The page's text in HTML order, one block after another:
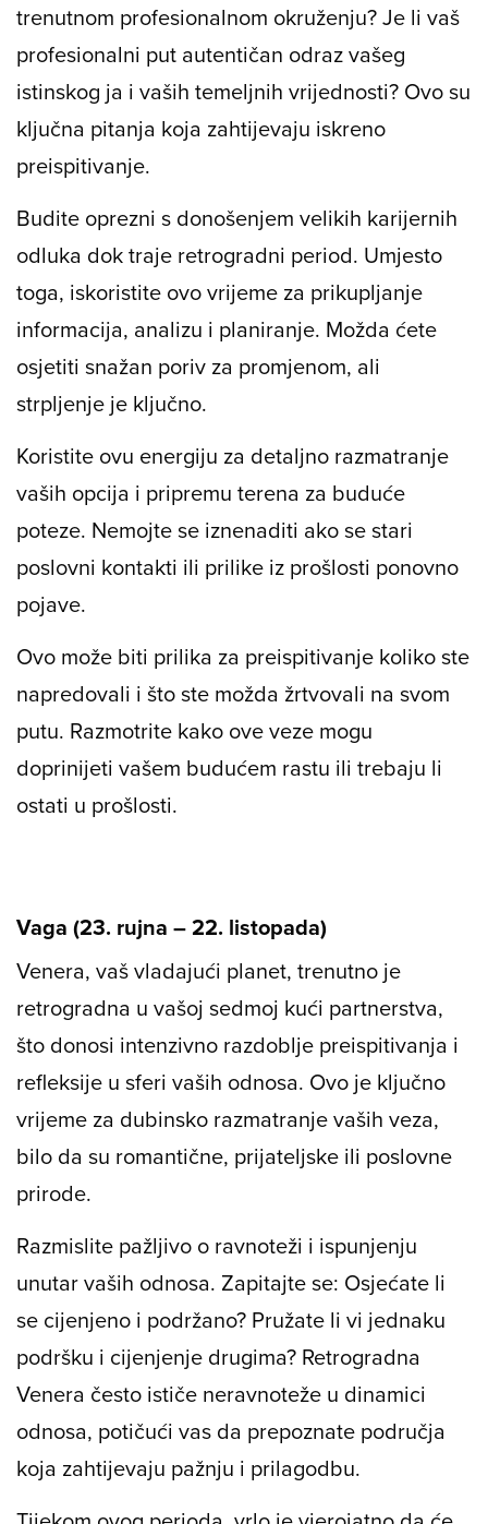
trenutnom profesionalnom okruženju? Je li vaš
profesionalni put autentičan odraz vašeg
istinskog ja i vaših temeljnih vrijednosti? Ovo su
ključna pitanja koja zahtijevaju iskreno
preispitivanje.
Budite oprezni s donošenjem velikih karijernih
odluka dok traje retrogradni period. Umjesto
toga, iskoristite ovo vrijeme za prikupljanje
informacija, analizu i planiranje. Možda ćete
osjetiti snažan poriv za promjenom, ali
strpljenje je ključno.
Koristite ovu energiju za detaljno razmatranje
vaših opcija i pripremu terena za buduće
poteze. Nemojte se iznenaditi ako se stari
poslovni kontakti ili prilike iz prošlosti ponovno
pojave.
Ovo može biti prilika za preispitivanje koliko ste
napredovali i što ste možda žrtvovali na svom
putu. Razmotrite kako ove veze mogu
doprinijeti vašem budućem rastu ili trebaju li
ostati u prošlosti.
Vaga (23. rujna – 22. listopada)
Venera, vaš vladajući planet, trenutno je
retrogradna u vašoj sedmoj kući partnerstva,
što donosi intenzivno razdoblje preispitivanja i
refleksije u sferi vaših odnosa. Ovo je ključno
vrijeme za dubinsko razmatranje vaših veza,
bilo da su romantične, prijateljske ili poslovne
prirode.
Razmislite pažljivo o ravnoteži i ispunjenju
unutar vaših odnosa. Zapitajte se: Osjećate li
se cijenjeno i podržano? Pružate li vi jednaku
podršku i cijenjenje drugima? Retrogradna
Venera često ističe neravnoteže u dinamici
odnosa, potičući vas da prepoznate područja
koja zahtijevaju pažnju i prilagodbu.